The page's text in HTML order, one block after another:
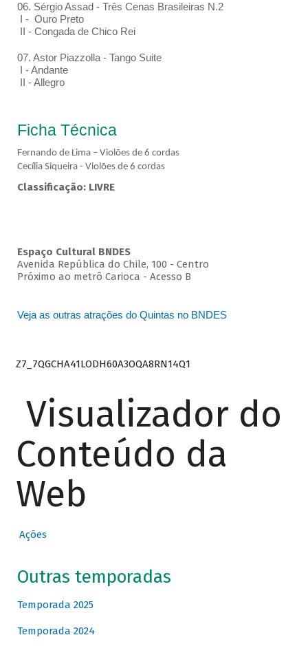
06. Sérgio Assad - Três Cenas Brasileiras N.2
I - Ouro Preto
II - Congada de Chico Rei
07. Astor Piazzolla - Tango Suite
I - Andante
II - Allegro
Ficha Técnica
Fernando de Lima – Violões de 6 cordas
Cecília Siqueira - Violões de 6 cordas
Classificação: LIVRE
Espaço Cultural BNDES
Avenida República do Chile, 100 - Centro
Próximo ao metrô Carioca - Acesso B
Veja as outras atrações do Quintas no BNDES
Z7_7QGCHA41LODH60A3OQA8RN14Q1
Visualizador do
Conteúdo da
Web
Ações
Outras temporadas
Temporada 2025
Temporada 2024